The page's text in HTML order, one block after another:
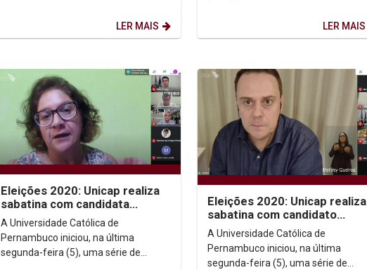
LER MAIS
LER MAIS
Eleições 2020: Unicap realiza
sabatina com candidata
Cláudia Ribeiro (PSTU)
A Universidade Católica de
Pernambuco iniciou, na última
segunda-feira (5), uma série de
Eleições 2020: Unicap realiza
sabatina com candidato
Charbel Maroun (Novo)
A Universidade Católica de
Pernambuco iniciou, na última
segunda-feira (5), uma série de